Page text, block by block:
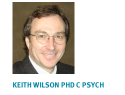
KEITH WILSON PHD C PSYCH